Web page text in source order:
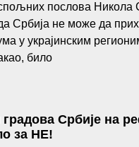
послова Никола
да Србија не може да
у украјинским
било
Србије на
за НЕ!